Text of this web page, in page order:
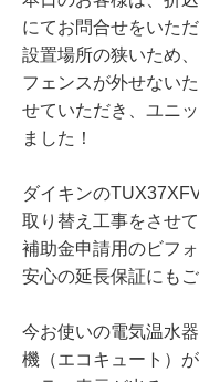
にてお問合せをいただ
設置場所の狭いため、
フェンスが外せない
せていただき、ユニ
ました！
ダイキンの
取り替え工事をさせ
補助金申請用のビフ
安心の延長保証にも
今お使いの電気温水
機（エコキュート）